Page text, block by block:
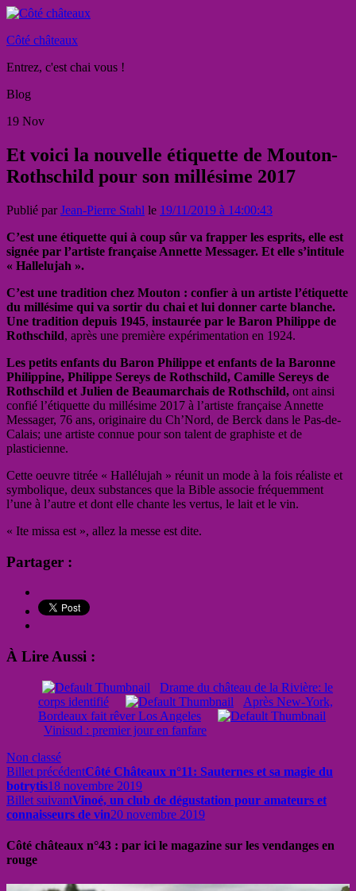
Côté châteaux
Entrez, c'est chai vous !
Blog
19 Nov
Et voici la nouvelle étiquette de Mouton-
Rothschild pour son millésime 2017
Publié parJean-Pierre Stahl le 19/11/2019 à 14:00:43
C’est une étiquette qui à coup sûr va frapper les esprits, elle est
signée par l’artiste française Annette Messager. Et elle s’intitule
« Hallelujah ».
C’est une tradition chez Mouton : confier à un artiste l’étiquette
du millésime qui va sortir du chai et lui donner carte blanche.
Une tradition depuis 1945, instaurée par le Baron Philippe de
Rothschild, après une première expérimentation en 1924.
Les petits enfants du Baron Philippe et enfants de la Baronne
Philippine, Philippe Sereys de Rothschild, Camille Sereys de
Rothschild et Julien de Beaumarchais de Rothschild, ont ainsi
confié l’étiquette du millésime 2017 à l’artiste française Annette
Messager, 76 ans, originaire du Ch’Nord, de Berck dans le Pas-de-
Calais; une artiste connue pour son talent de graphiste et de
plasticienne.
Cette oeuvre titrée « Hallélujah » réunit un mode à la fois réaliste et
symbolique, deux substances que la Bible associe fréquemment
l’une à l’autre et dont elle chante les vertus, le lait et le vin.
« Ite missa est », allez la messe est dite.
Partager :
À Lire Aussi :
Drame du château de la Rivière: le
corps identifié
Après New-York,
Bordeaux fait rêver Los Angeles
Vinisud : premier jour en fanfare
Non classé
Billet précédentCôté Châteaux n°11: Sauternes et sa magie du
botrytis18 novembre 2019
Billet suivantVinoé, un club de dégustation pour amateurs et
connaisseurs de vin20 novembre 2019
Côté châteaux n°43 : par ici le magazine sur les vendanges en
rouge